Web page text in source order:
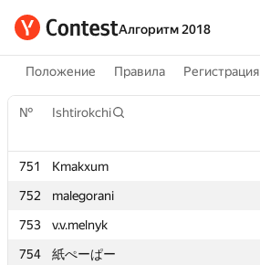
Алгоритм 2018
Положение Правила Регистрация
№ Ishtirokchi
751 Kmakxum
752
malegorani
753
v.v.melnyk
754
紙ぺーぱー
№ Ishtirokchi
751 Kmakxum
752
malegorani
753
v.v.melnyk
754
紙ぺーぱー